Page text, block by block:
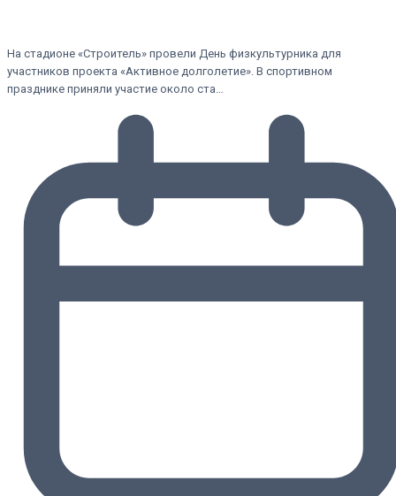
На стадионе «Строитель» провели День физкультурника для
участников проекта «Активное долголетие». В спортивном
празднике приняли участие около ста…